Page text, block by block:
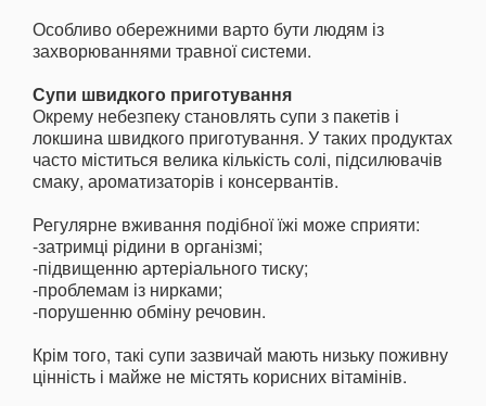
Особливо обережними варто бути людям із
захворюваннями травної системи.
Супи швидкого приготування
Окрему небезпеку становлять супи з пакетів і
локшина швидкого приготування. У таких продуктах
часто міститься велика кількість солі, підсилювачів
смаку, ароматизаторів і консервантів.
Регулярне вживання подібної їжі може сприяти:
-затримці рідини в організмі;
-підвищенню артеріального тиску;
-проблемам із нирками;
-порушенню обміну речовин.
Крім того, такі супи зазвичай мають низьку поживну
цінність і майже не містять корисних вітамінів.